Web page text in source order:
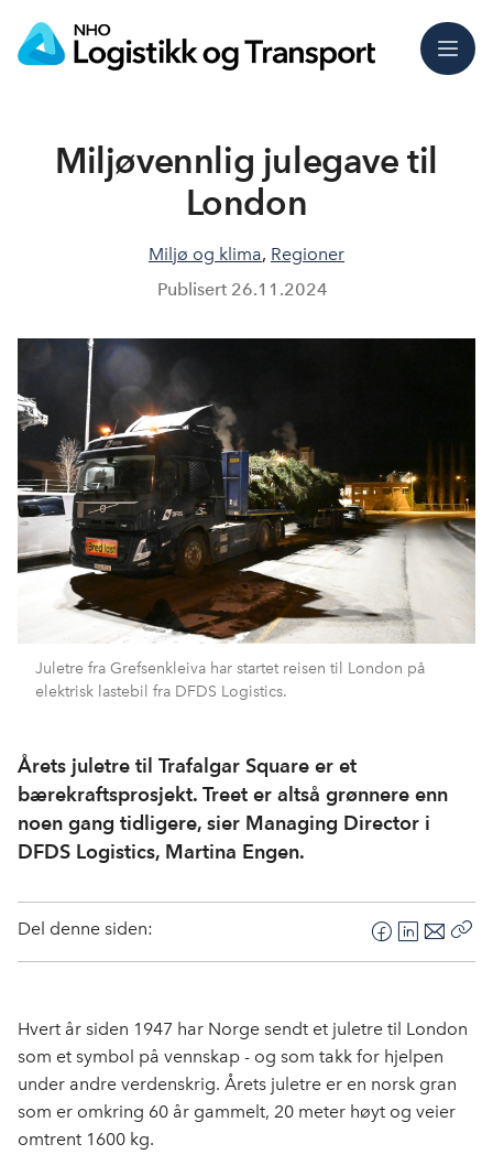
Meny
Miljøvennlig julegave til
London
Miljø og klima, Regioner
Publisert 26.11.2024
Juletre fra Grefsenkleiva har startet reisen til London på
elektrisk lastebil fra DFDS Logistics.
Årets juletre til Trafalgar Square er et
bærekraftsprosjekt. Treet er altså grønnere enn
noen gang tidligere, sier Managing Director i
DFDS Logistics, Martina Engen.
Del denne siden:
F
a
e
k
L
i
k
e
n
E
-
o
Hvert år siden 1947 har Norge sendt et juletre til London
som et symbol på vennskap - og som takk for hjelpen
under andre verdenskrig. Årets juletre er en norsk gran
som er omkring 60 år gammelt, 20 meter høyt og veier
omtrent 1600 kg.